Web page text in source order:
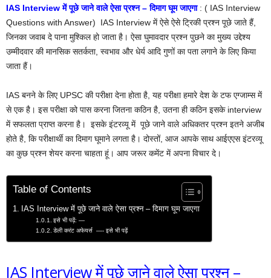
IAS Interview में पूछे जाने वाले ऐसा प्रश्न – दिमाग घूम जाएगा: ( IAS Interview
Questions with Answer) IAS Interview में ऐसे ऐसे ट्रिकी प्रश्न पूछे जाते हैं,
जिनका जवाब दे पाना मुश्किल हो जाता है। ऐसा घुमावदार प्रश्न पुछने का मुख्य उद्देश्य
उम्मीदवार की मानसिक सतर्कता, स्वभाव और धेर्य आदि गुणों का पता लगाने के लिए किया
जाता हैं।
IAS बनने के लिए UPSC की परीक्षा देना होता है, यह परीक्षा हमारे देश के टफ एग्जाम्स में
से एक है। इस परीक्षा को पास करना जितना कठिन है, उतना ही कठिन इसके interview
में सफलता प्राप्त करना है। इसके इंटरव्यू में पूछे जाने वाले अधिकतर प्रश्न इतने अजीब
होते है, कि परीक्षार्थी का दिमाग घूमाने लगता है। दोस्तों, आज आपके साथ आईएएस इंटरव्यू
का कुछ प्रश्न शेयर करना चाहता हूं। आप जरूर कमेंट में अपना विचार दे।
Table of Contents
IAS Interview में पूछे जाने वाले ऐसा प्रश्न – दिमाग घूम जाएगा
इसे भी पढ़ें: —
डेली करंट अफेयर्स —- इसे भी पढ़ें
IAS Interview में पूछे जाने वाले ऐसा प्रश्न –